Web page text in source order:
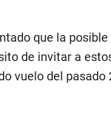
que la posible
de invitar a
vuelo del pasado